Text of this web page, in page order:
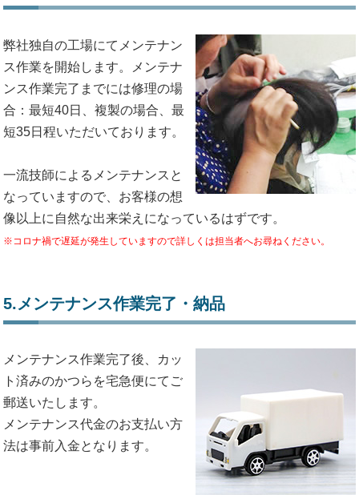
弊社独自の工場にてメンテナン
ス作業を開始します。メンテナ
ンス作業完了までには修理の場
合：最短40日、複製の場合、最
短35日程いただいております。
一流技師によるメンテナンスと
なっていますので、お客様の想
像以上に自然な出来栄えになっているはずです。
※コロナ禍で遅延が発生していますので詳しくは担当者へお尋ねください。
5.メンテナンス作業完了・納品
メンテナンス作業完了後、カッ
ト済みのかつらを宅急便にてご
郵送いたします。
メンテナンス代金のお支払い方
法は事前入金となります。